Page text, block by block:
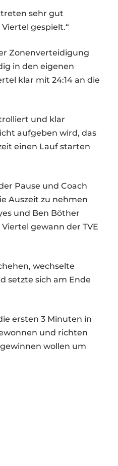
sehr gut
gespielt.“
Zonenverteidigung
in den eigenen
klar mit 24:14 an die
und klar
aufgeben wird, das
einen Lauf starten
Pause und Coach
Auszeit zu nehmen
und Ben Böther
gewann der TVE
wechselte
setzte sich am Ende
ersten 3 Minuten in
und richten
wollen um